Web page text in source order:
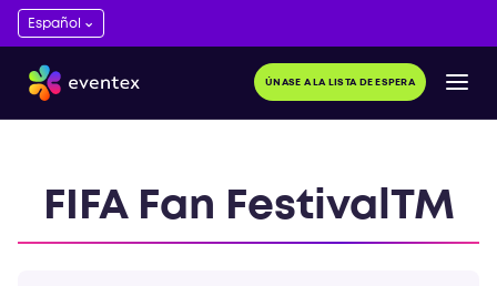
ÚNASE A LA LISTA DE ESPERA
FIFA Fan FestivalTM